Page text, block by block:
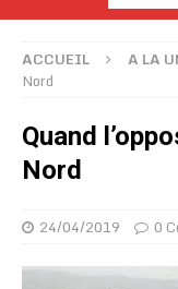
ACCUEIL A LA
Nord
Quand
Nord
24/04/2019 0